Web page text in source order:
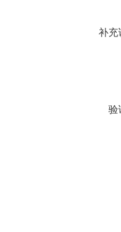
补充
验